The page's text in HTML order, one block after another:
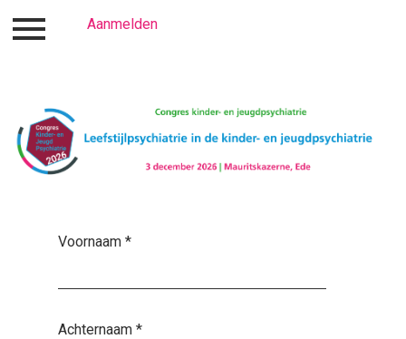
Aanmelden
Voornaam *
Achternaam *